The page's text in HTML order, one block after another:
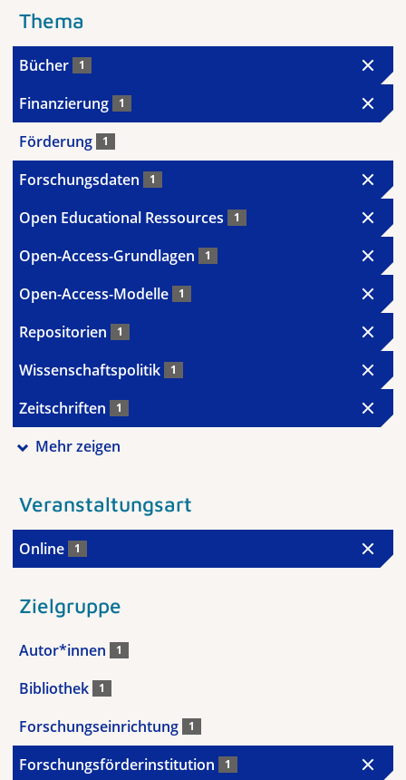
Thema
Bücher 1
Finanzierung 1
Förderung 1
Forschungsdaten 1
Open Educational Ressources 1
Open-Access-Grundlagen 1
Open-Access-Modelle 1
Repositorien 1
Wissenschaftspolitik 1
Zeitschriften 1
Mehr zeigen
Veranstaltungsart
Online 1
Zielgruppe
Autor*innen 1
Bibliothek 1
Forschungseinrichtung 1
Forschungsförderinstitution 1